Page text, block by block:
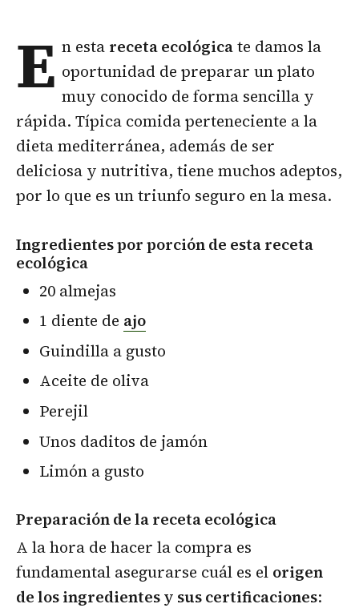
E n esta receta ecológicate damos la
oportunidad de preparar un plato
muy conocido de forma sencilla y
rápida. Típica comida perteneciente a la
dieta mediterránea, además de ser
deliciosa y nutritiva, tiene muchos adeptos,
por lo que es un triunfo seguro en la mesa.
Ingredientes por porción de esta receta
ecológica
20 almejas
1 diente de ajo
Guindilla a gusto
Aceite de oliva
Perejil
Unos daditos de jamón
Limón a gusto
Preparación de la receta ecológica
A la hora de hacer la compra es
fundamental asegurarse cuál es el origen
de los ingredientes y sus certificaciones: